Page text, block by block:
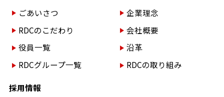
ごあいさつ
企業理念
RDCのこだわり
会社概要
役員一覧
沿革
RDCグループ一覧
RDCの取り組み
採用情報